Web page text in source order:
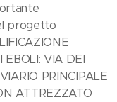
progetto
EBOLI: VIA DEI
PRINCIPALE
ATTREZZATO